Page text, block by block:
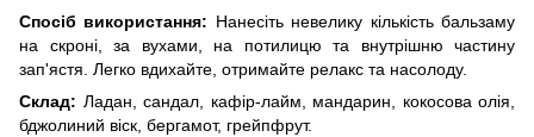
Спосіб використання: Нанесіть невелику кількість бальзаму
на скроні, за вухами, на потилицю та внутрішню частину
зап'ястя. Легко вдихайте, отримайте релакс та насолоду.
Склад: Ладан, сандал, кафір-лайм, мандарин, кокосова олія,
бджолиний віск, бергамот, грейпфрут.